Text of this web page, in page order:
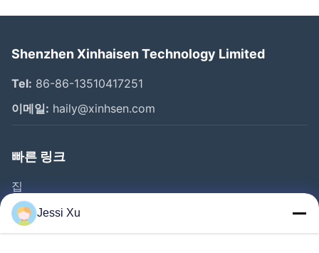
Shenzhen Xinhaisen Technology Limited
Tel: 86-86-13510417251
이메일: haily@xinhsen.com
빠른 링크
집
제품 소개
동영상
Jessi Xu